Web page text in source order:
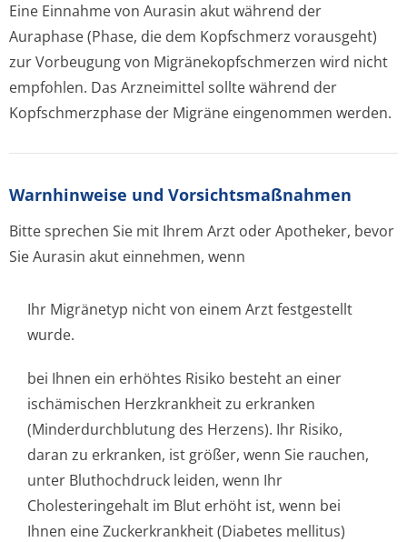
Eine Einnahme von Aurasin akut während der
Auraphase (Phase, die dem Kopfschmerz vorausgeht)
zur Vorbeugung von Migränekopfschmer­zen wird nicht
empfohlen. Das Arzneimittel sollte während der
Kopfschmerzphase der Migräne eingenommen werden.
Warnhinweise und Vorsichtsmaßnahmen
Bitte sprechen Sie mit Ihrem Arzt oder Apotheker, bevor
Sie Aurasin akut einnehmen, wenn
Ihr Migränetyp nicht von einem Arzt festgestellt
wurde.
bei Ihnen ein erhöhtes Risiko besteht an einer
ischämischen Herzkrankheit zu erkranken
(Minderdurchblutung des Herzens). Ihr Risiko,
daran zu erkranken, ist größer, wenn Sie rauchen,
unter Bluthochdruck leiden, wenn Ihr
Cholesteringehalt im Blut erhöht ist, wenn bei
Ihnen eine Zuckerkrankheit (Diabetes mellitus)